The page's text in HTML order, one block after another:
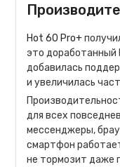
Hot 60 Pro+
это доработанный
добавилась
и увеличилась
для всех
мессенджеры,
смартфон
не тормозит даже